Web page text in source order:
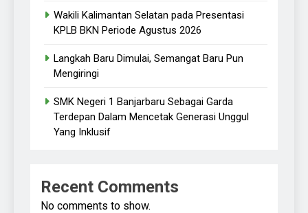
Wakili Kalimantan Selatan pada Presentasi
KPLB BKN Periode Agustus 2026
Langkah Baru Dimulai, Semangat Baru Pun
Mengiringi
SMK Negeri 1 Banjarbaru Sebagai Garda
Terdepan Dalam Mencetak Generasi Unggul
Yang Inklusif
Recent Comments
No comments to show.